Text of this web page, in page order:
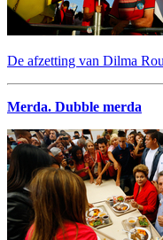
De afzetting van Dilma
Merda. Dubble merda